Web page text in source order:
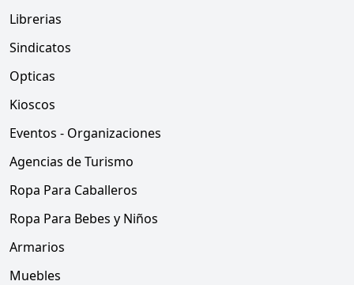
Librerias
Sindicatos
Opticas
Kioscos
Eventos - Organizaciones
Agencias de Turismo
Ropa Para Caballeros
Ropa Para Bebes y Niños
Armarios
Muebles